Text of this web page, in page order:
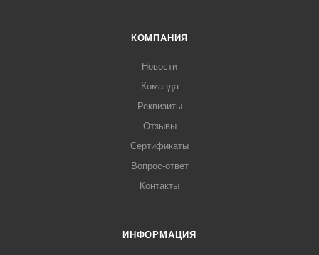
КОМПАНИЯ
Новости
Команда
Реквизиты
Отзывы
Сертификаты
Вопрос-ответ
Контакты
ИНФОРМАЦИЯ